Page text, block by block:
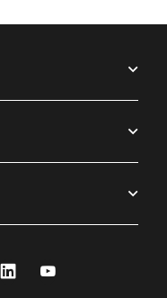
Linkedin